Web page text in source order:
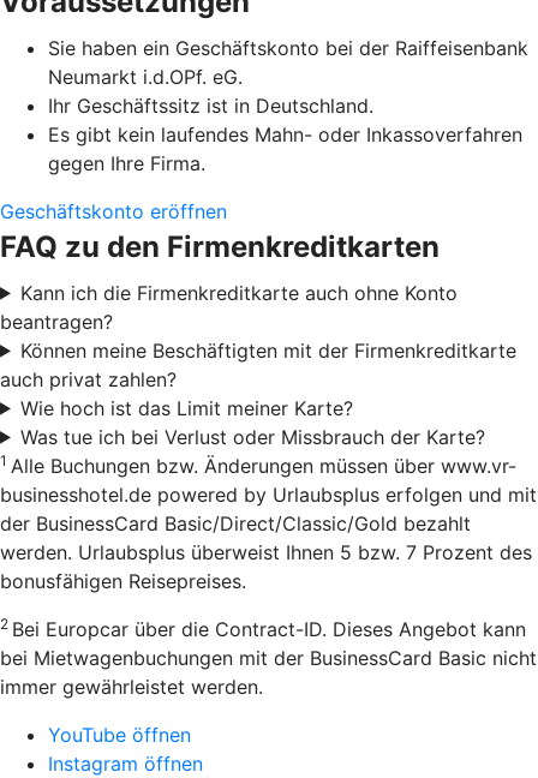
Sie haben ein Geschäftskonto bei der Raiffeisenbank
Neumarkt i.d.OPf. eG.
Ihr Geschäftssitz ist in Deutschland.
Es gibt kein laufendes Mahn- oder Inkassoverfahren
gegen Ihre Firma.
Geschäftskonto eröffnen
FAQ zu den Firmenkreditkarten
Kann ich die Firmenkreditkarte auch ohne Konto
beantragen?
Können meine Beschäftigten mit der Firmenkreditkarte
auch privat zahlen?
Wie hoch ist das Limit meiner Karte?
Was tue ich bei Verlust oder Missbrauch der Karte?
1 Alle Buchungen bzw. Änderungen müssen über www.vr-
businesshotel.de powered by Urlaubsplus erfolgen und mit
der BusinessCard Basic/Direct/Classic/Gold bezahlt
werden. Urlaubsplus überweist Ihnen 5 bzw. 7 Prozent des
bonusfähigen Reisepreises.
2 Bei Europcar über die Contract-ID. Dieses Angebot kann
bei Mietwagenbuchungen mit der BusinessCard Basic nicht
immer gewährleistet werden.
YouTube öffnen
Instagram öffnen